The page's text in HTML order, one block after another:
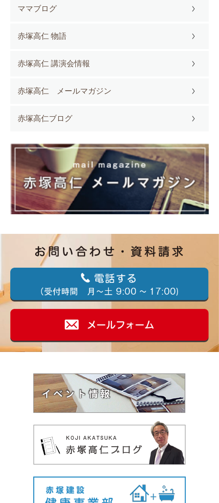
ママブログ
赤塚高仁 物語
赤塚高仁 講演会情報
赤塚高仁 メールマガジン
赤塚高仁ブログ